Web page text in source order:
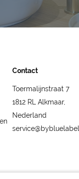
Contact
Toermalijnstraat 7
1812 RL Alkmaar,
Nederland